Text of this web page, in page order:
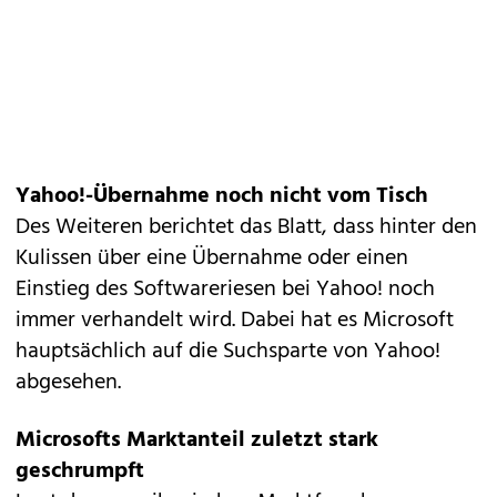
Yahoo!-Übernahme noch nicht vom Tisch
Des Weiteren berichtet das Blatt, dass hinter den
Kulissen über eine Übernahme oder einen
Einstieg des Softwareriesen bei Yahoo! noch
immer verhandelt wird. Dabei hat es Microsoft
hauptsächlich auf die Suchsparte von Yahoo!
abgesehen.
Microsofts Marktanteil zuletzt stark
geschrumpft